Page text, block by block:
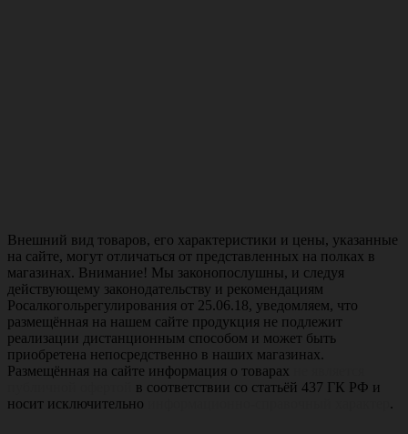
Внешний вид товаров, его характеристики и цены, указанные
на сайте, могут отличаться от представленных на полках в
магазинах. Внимание! Мы законопослушны, и следуя
действующему законодательству и рекомендациям
Росалкогольрегулирования от 25.06.18, уведомляем, что
размещённая на нашем сайте продукция не подлежит
реализации дистанционным способом и может быть
приобретена непосредственно в наших магазинах.
Размещённая на сайте информация о товарах
в соответствии со статьёй 437 ГК РФ и
носит исключительно
.